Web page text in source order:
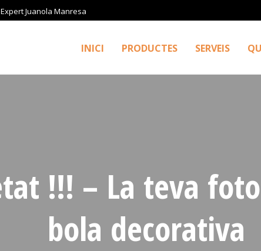
Expert Juanola Manresa
INICI PRODUCTES SERVEIS
!!! – La teva
bola decorativa